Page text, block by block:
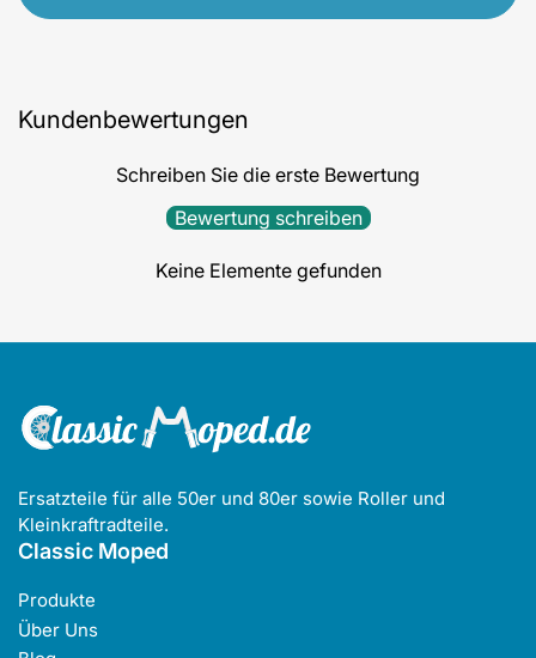
Kundenbewertungen
Schreiben Sie die erste Bewertung
Bewertung schreiben
Keine Elemente gefunden
Ersatzteile für alle 50er und 80er sowie Roller und
Kleinkraftradteile.
Classic Moped
Produkte
Über Uns